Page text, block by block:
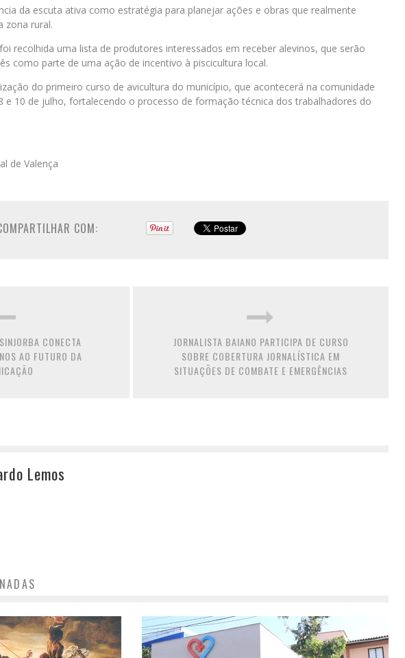
da escuta ativa como estratégia para planejar ações e obras que realmente
zona rural.
recolhida uma lista de produtores interessados em receber alevinos, que serão
como parte de uma ação de incentivo à piscicultura local.
do primeiro curso de avicultura do município, que acontecerá na comunidade
e 10 de julho, fortalecendo o processo de formação técnica dos trabalhadores do
de Valença
COM:
CONECTA
AO FUTURO DA
JORNALISTA BAIANO PARTICIPA DE CURSO
SOBRE COBERTURA JORNALÍSTICA EM
SITUAÇÕES DE COMBATE E EMERGÊNCIAS
Lemos